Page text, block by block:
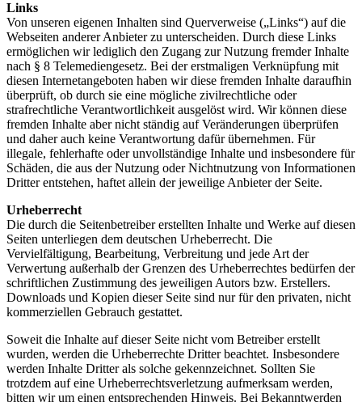
Links
Von unseren eigenen Inhalten sind Querverweise („Links“) auf die
Webseiten anderer Anbieter zu unterscheiden. Durch diese Links
ermöglichen wir lediglich den Zugang zur Nutzung fremder Inhalte
nach § 8 Telemediengesetz. Bei der erstmaligen Verknüpfung mit
diesen Internetangeboten haben wir diese fremden Inhalte daraufhin
überprüft, ob durch sie eine mögliche zivilrechtliche oder
strafrechtliche Verantwortlichkeit ausgelöst wird. Wir können diese
fremden Inhalte aber nicht ständig auf Veränderungen überprüfen
und daher auch keine Verantwortung dafür übernehmen. Für
illegale, fehlerhafte oder unvollständige Inhalte und insbesondere für
Schäden, die aus der Nutzung oder Nichtnutzung von Informationen
Dritter entstehen, haftet allein der jeweilige Anbieter der Seite.
Urheberrecht
Die durch die Seitenbetreiber erstellten Inhalte und Werke auf diesen
Seiten unterliegen dem deutschen Urheberrecht. Die
Vervielfältigung, Bearbeitung, Verbreitung und jede Art der
Verwertung außerhalb der Grenzen des Urheberrechtes bedürfen der
schriftlichen Zustimmung des jeweiligen Autors bzw. Erstellers.
Downloads und Kopien dieser Seite sind nur für den privaten, nicht
kommerziellen Gebrauch gestattet.
Soweit die Inhalte auf dieser Seite nicht vom Betreiber erstellt
wurden, werden die Urheberrechte Dritter beachtet. Insbesondere
werden Inhalte Dritter als solche gekennzeichnet. Sollten Sie
trotzdem auf eine Urheberrechtsverletzung aufmerksam werden,
bitten wir um einen entsprechenden Hinweis. Bei Bekanntwerden